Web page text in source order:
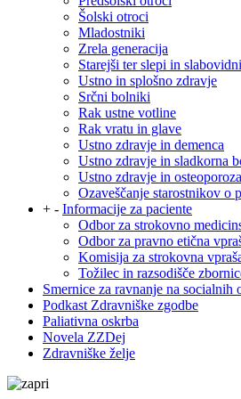
Šolski otroci
Mladostniki
Zrela generacija
Starejši ter slepi in slabovidni
Ustno in splošno zdravje
Srčni bolniki
Rak ustne votline
Rak vratu in glave
Ustno zdravje in demenca
Ustno zdravje in sladkorna
Ustno zdravje in osteoporoza
Ozaveščanje starostnikov o
+ - Informacije za paciente
Odbor za strokovno
Odbor za pravno etična
Komisija za strokovna
Tožilec in razsodišče
Smernice za ravnanje na socialnih
Podkast Zdravniške zgodbe
Paliativna oskrba
Novela ZZDej
Zdravniške želje